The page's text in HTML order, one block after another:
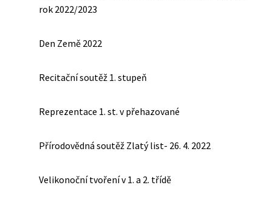
rok 2022/2023
Den Země 2022
Recitační soutěž 1. stupeň
Reprezentace 1. st. v přehazované
Přírodovědná soutěž Zlatý list- 26. 4. 2022
Velikonoční tvoření v 1. a 2. třídě